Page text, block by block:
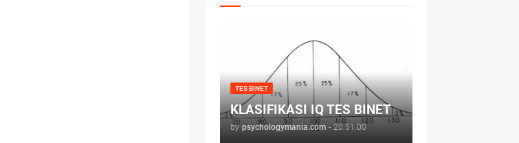
TES BINET
KLASIFIKASI IQ TES BINET
by psychologymania.com - 20.51.00